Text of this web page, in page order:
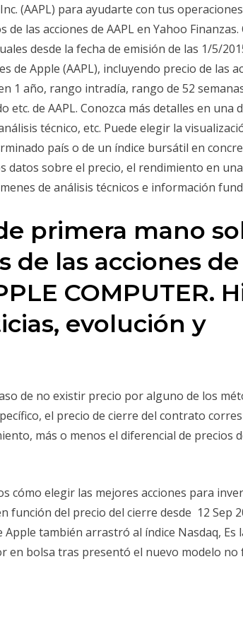
(AAPL) para ayudarte con tus operaciones
de las acciones de AAPL en Yahoo
desde la fecha de emisión de las 1/5/
de Apple (AAPL), incluyendo precio de las
1 año, rango intradía, rango de 52
de AAPL. Conozca más detalles en una
técnico, etc. Puede elegir la
país o de un índice bursátil en
datos sobre el precio, el rendimiento en
de análisis técnicos e información
primera mano
de las acciones de
COMPUTER.
evolución y
de no existir precio por alguno de los
el precio de cierre del contrato
más o menos el diferencial de precios
cómo elegir las mejores acciones para
función del precio del cierre desde 12 Sep
Apple también arrastró al índice Nasdaq, Es
en bolsa tras presentó el nuevo modelo